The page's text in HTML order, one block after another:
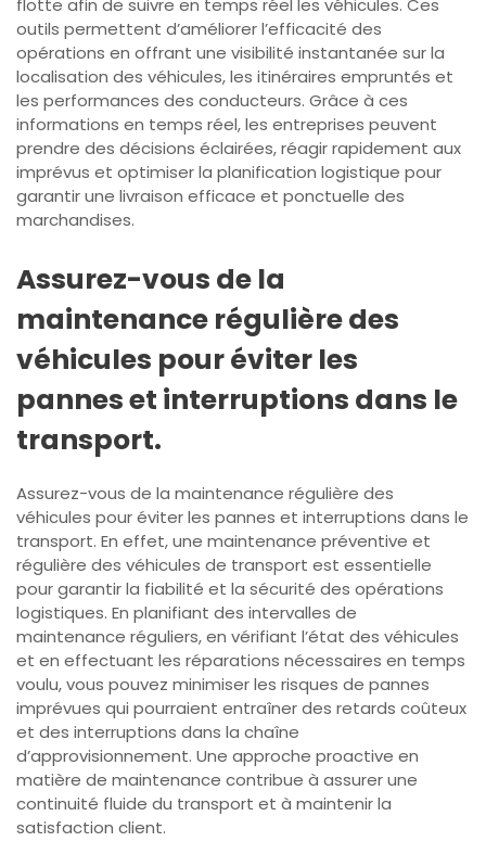
flotte afin de suivre en temps réel les véhicules. Ces
outils permettent d’améliorer l’efficacité des
opérations en offrant une visibilité instantanée sur la
localisation des véhicules, les itinéraires empruntés et
les performances des conducteurs. Grâce à ces
informations en temps réel, les entreprises peuvent
prendre des décisions éclairées, réagir rapidement aux
imprévus et optimiser la planification logistique pour
garantir une livraison efficace et ponctuelle des
marchandises.
Assurez-vous de la
maintenance régulière des
véhicules pour éviter les
pannes et interruptions dans le
transport.
Assurez-vous de la maintenance régulière des
véhicules pour éviter les pannes et interruptions dans le
transport. En effet, une maintenance préventive et
régulière des véhicules de transport est essentielle
pour garantir la fiabilité et la sécurité des opérations
logistiques. En planifiant des intervalles de
maintenance réguliers, en vérifiant l’état des véhicules
et en effectuant les réparations nécessaires en temps
voulu, vous pouvez minimiser les risques de pannes
imprévues qui pourraient entraîner des retards coûteux
et des interruptions dans la chaîne
d’approvisionnement. Une approche proactive en
matière de maintenance contribue à assurer une
continuité fluide du transport et à maintenir la
satisfaction client.